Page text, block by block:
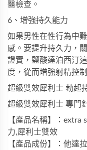
醫檢查。
6、增強持久能力
如果男性在性行為中
感。要提升持久力，
證實，鹽酸達泊西汀
度，從而增強射精控
超級雙效犀利士 勃起
超級雙效犀利士 專門
【產品名稱】：extra
力,犀利士雙效
【產品成份】：他達